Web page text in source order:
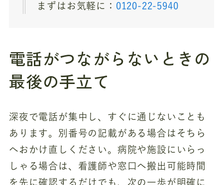
まずはお気軽に： 0120-22-5940
電話がつながらないときの
最後の手立て
深夜で電話が集中し、すぐに通じないことも
あります。別番号の記載がある場合はそちら
へおかけ直しください。病院や施設にいらっ
しゃる場合は、看護師や窓口へ搬出可能時間
を先に確認するだけでも、次の一歩が明確に